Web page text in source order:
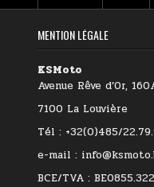
MENTION LÉGALE
KSMoto
Avenue Rêve d’Or,
7100 La Louvière
Tél : +32(0)485/
e-mail :
BCE/TVA :